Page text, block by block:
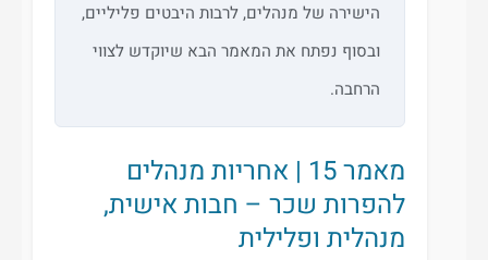
הישירה של מנהלים, לרבות היבטים פליליים,
ובסוף נפתח את המאמר הבא שיוקדש לצווי
הרחבה.
מאמר 15 | אחריות מנהלים
להפרות שכר – חבות אישית,
מנהלית ופלילית